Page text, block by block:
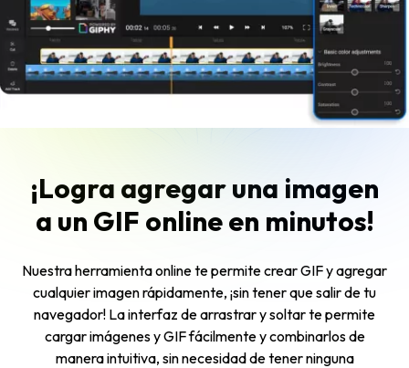
¡Logra agregar una imagen
a un GIF online en minutos!
Nuestra herramienta online te permite crear GIF y agregar
cualquier imagen rápidamente, ¡sin tener que salir de tu
navegador! La interfaz de arrastrar y soltar te permite
cargar imágenes y GIF fácilmente y combinarlos de
manera intuitiva, sin necesidad de tener ninguna